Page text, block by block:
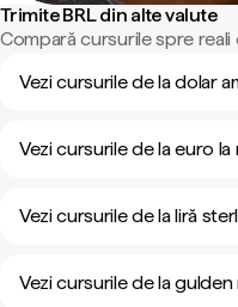
Trimite BRL din alte valute
Compară cursurile spre reali
Vezi cursurile de la dolar
Vezi cursurile de la euro la
Vezi cursurile de la liră
Vezi cursurile de la